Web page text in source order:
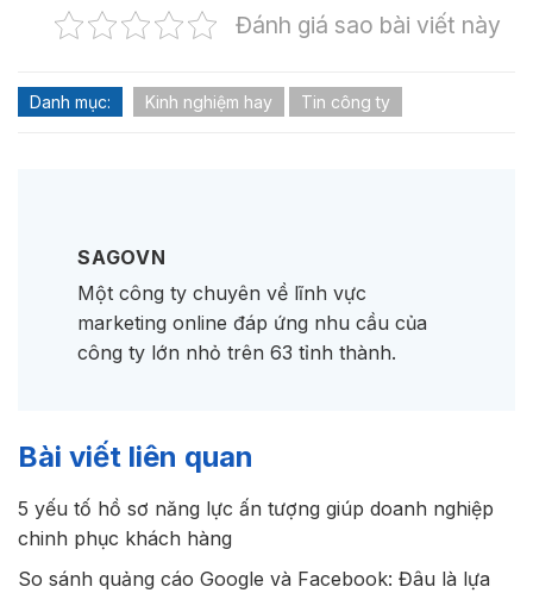
Đánh giá sao bài viết này
Danh mục: Kinh nghiệm hay Tin công ty
SAGOVN
Một công ty chuyên về lĩnh vực
marketing online đáp ứng nhu cầu của
công ty lớn nhỏ trên 63 tỉnh thành.
Bài viết liên quan
5 yếu tố hồ sơ năng lực ấn tượng giúp doanh nghiệp
chinh phục khách hàng
So sánh quảng cáo Google và Facebook: Đâu là lựa